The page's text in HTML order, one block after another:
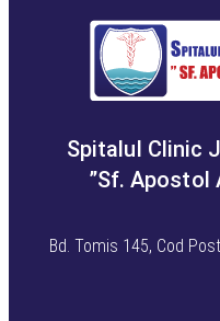
Spitalul Clinic
”Sf. Apostol
Bd. Tomis 145, Cod